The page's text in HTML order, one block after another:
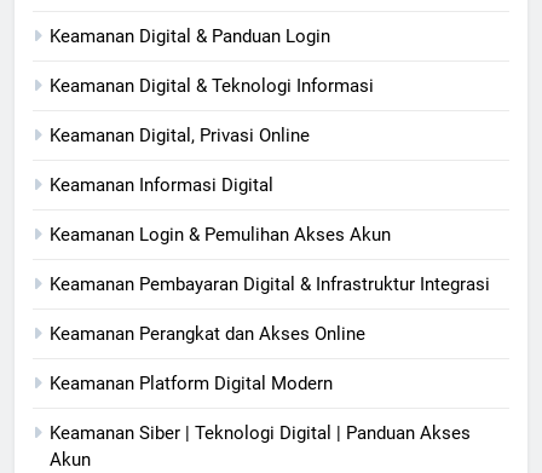
Keamanan Digital & Panduan Login
Keamanan Digital & Teknologi Informasi
Keamanan Digital, Privasi Online
Keamanan Informasi Digital
Keamanan Login & Pemulihan Akses Akun
Keamanan Pembayaran Digital & Infrastruktur Integrasi
Keamanan Perangkat dan Akses Online
Keamanan Platform Digital Modern
Keamanan Siber | Teknologi Digital | Panduan Akses
Akun